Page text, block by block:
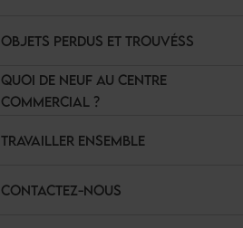
OBJETS PERDUS ET TROUVÉSS
QUOI DE NEUF AU CENTRE
COMMERCIAL ?
TRAVAILLER ENSEMBLE
CONTACTEZ-NOUS